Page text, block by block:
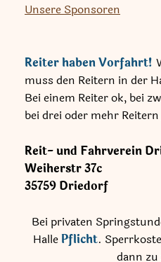
Unsere Sponsoren
Reiter haben Vorfahrt!
muss den Reitern in der
Bei einem Reiter ok, bei
bei drei oder mehr
Reit- und Fahrverein
Weiherstr37c
35759 Driedorf
Bei privaten
Halle Pflicht.
dann